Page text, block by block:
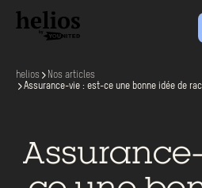
helios
Nos articles
Assurance-vie : est-ce une bonne idée de